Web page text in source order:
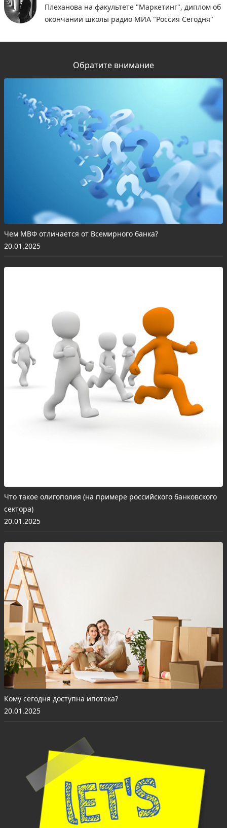
Плеханова на факультете "Маркетинг", диплом об
окончании школы радио МИА "Россия Сегодня"
Обратите внимание
Чем МВФ отличается от Всемирного банка?
20.01.2025
Что такое олигополия (на примере российского банковского
сектора)
20.01.2025
Кому сегодня доступна ипотека?
20.01.2025